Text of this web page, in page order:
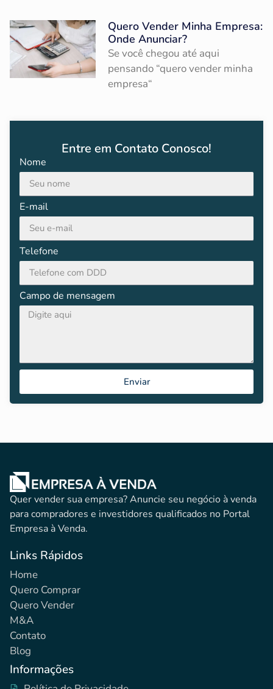
Quero Vender Minha Empresa:
Onde Anunciar?
Se você chegou até aqui
pensando “quero vender minha
empresa“
Entre em Contato Conosco!
Nome
E-mail
Telefone
Campo de mensagem
Enviar
Quer vender sua empresa? Anuncie seu negócio à venda
para compradores e investidores qualificados no Portal
Empresa à Venda.
Links Rápidos
Home
Quero Comprar
Quero Vender
M&A
Contato
Blog
Informações